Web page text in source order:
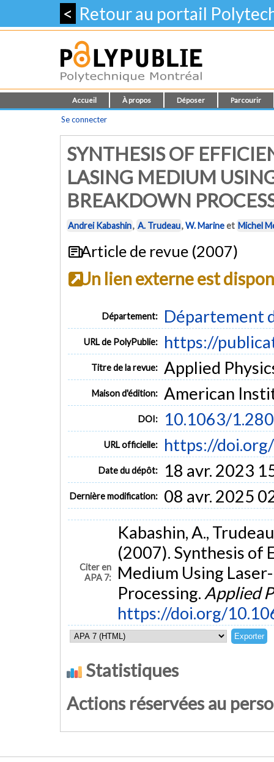
< Retour au portail
Accueil À propos Déposer Parcourir
Se connecter
SYNTHESIS OF
LASING MEDIUM
BREAKDOWN
Andrei Kabashin, A. Trudeau,W. Marineet Michel
Article de revue (2007)
Un lien externe est
Département: Département
URL de PolyPublie: https://
Titre de la revue: Applied
Maison d'édition: American
DOI: 10.1063/
URL officielle: https://
Date du dépôt: 18 avr. 2023
Dernière modification: 08 avr. 2025
Citer en
APA 7:
Kabashin, A.,
(2007). Synthesis of
Medium Using
Processing. Applied
https://doi.org/
Statistiques
Actions réservées au